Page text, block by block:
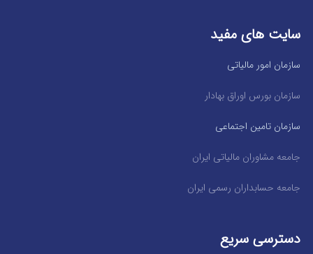
سایت های مفید
سازمان امور مالیاتی
سازمان بورس اوراق بهادار
سازمان تامین اجتماعی
جامعه مشاوران مالیاتی ایران
جامعه حسابداران رسمی ایران
دسترسی سریع